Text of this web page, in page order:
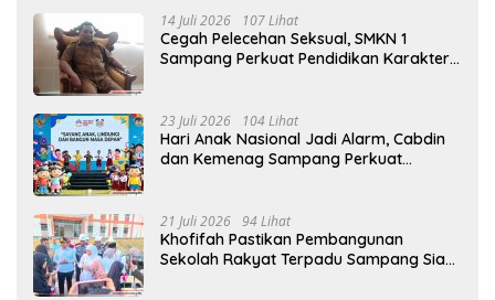
14 Juli 2026 107 Lihat
Cegah Pelecehan Seksual, SMKN 1
Sampang Perkuat Pendidikan Karakter
23 Juli 2026 104 Lihat
Hari Anak Nasional Jadi Alarm, Cabdin
dan Kemenag Sampang Perkuat
21 Juli 2026 94 Lihat
Khofifah Pastikan Pembangunan
Sekolah Rakyat Terpadu Sampang Siap